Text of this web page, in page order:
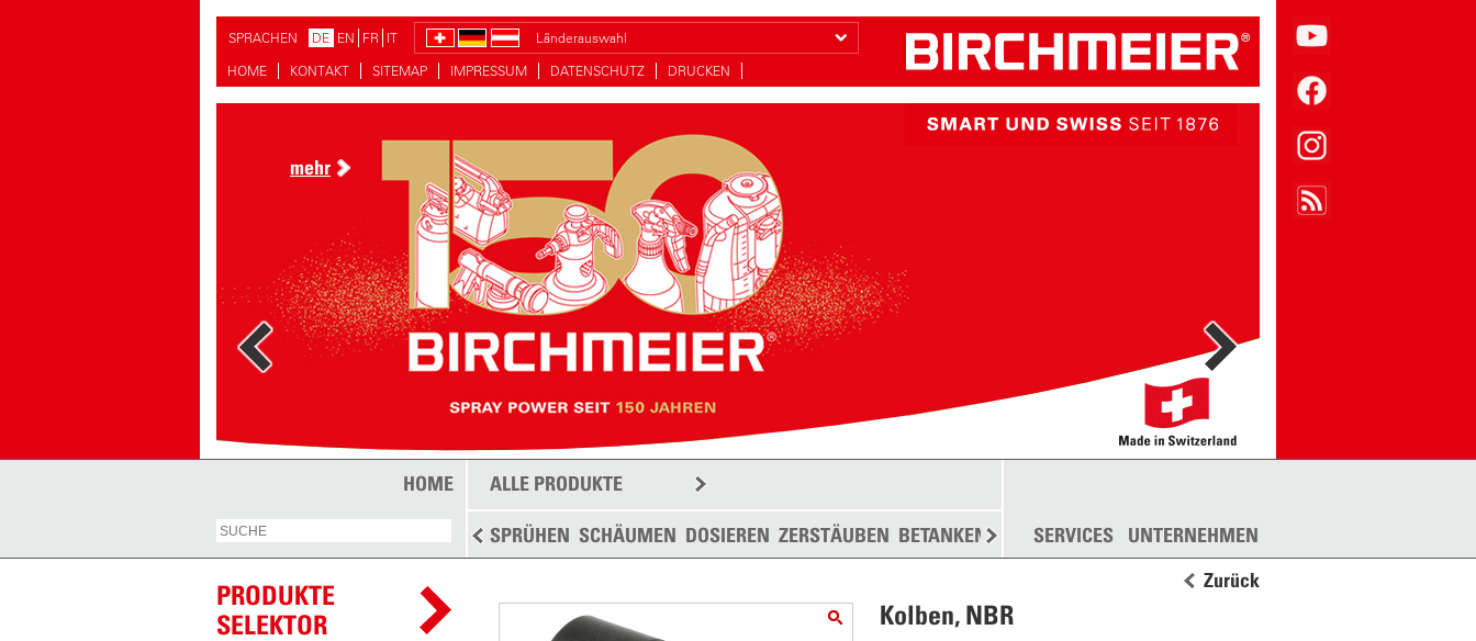
SPRACHEN DE EN FR IT
Länderauswahl
HOME
KONTAKT SITEMAP IMPRESSUM DATENSCHUTZ DRUCKEN
mehr
mehr
HOME ALLE PRODUKTE
SPRÜHEN SCHÄUMEN DOSIEREN ZERSTÄUBEN BETANKEN STREUEN WEITERE
SERVICES UNTERNEHMEN
PRODUKTE
SELEKTOR
Zurück
Kolben, NBR